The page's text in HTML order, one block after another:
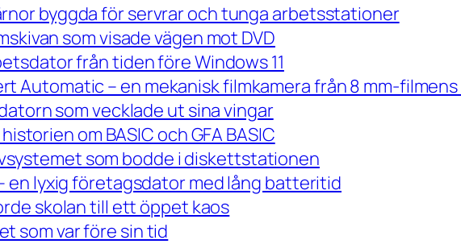
byggda för servrar och tunga arbetsstationer
som visade vägen mot DVD
från tiden före Windows 11
Automatic – en mekanisk filmkamera från 8 mm-
som vecklade ut sina vingar
om BASIC och GFA BASIC
som bodde i diskettstationen
en lyxig företagsdator med lång batteritid
skolan till ett öppet kaos
som var före sin tid